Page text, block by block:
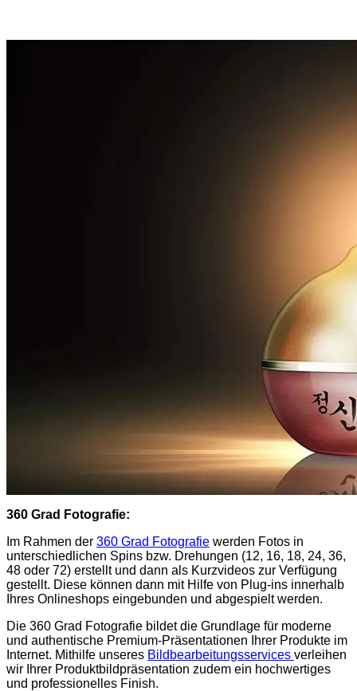
360 Grad Fotografie:
Im Rahmen der 360 Grad Fotografie werden Fotos in
unterschiedlichen Spins bzw. Drehungen (12, 16, 18, 24, 36,
48 oder 72) erstellt und dann als Kurzvideos zur Verfügung
gestellt. Diese können dann mit Hilfe von Plug-ins innerhalb
Ihres Onlineshops eingebunden und abgespielt werden.
Die 360 Grad Fotografie bildet die Grundlage für moderne
und authentische Premium-Präsentationen Ihrer Produkte im
Internet. Mithilfe unseres Bildbearbeitungsservices verleihen
wir Ihrer Produktbildpräsentation zudem ein hochwertiges
und professionelles Finish.